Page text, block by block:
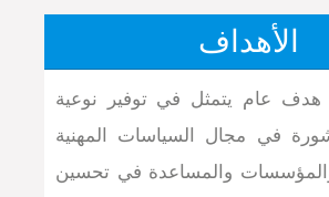
الأهداف
هدف عام يتمثل في توفير نوعية
في مجال السياسات المهنية
والمؤسسات والمساعدة في تحسين